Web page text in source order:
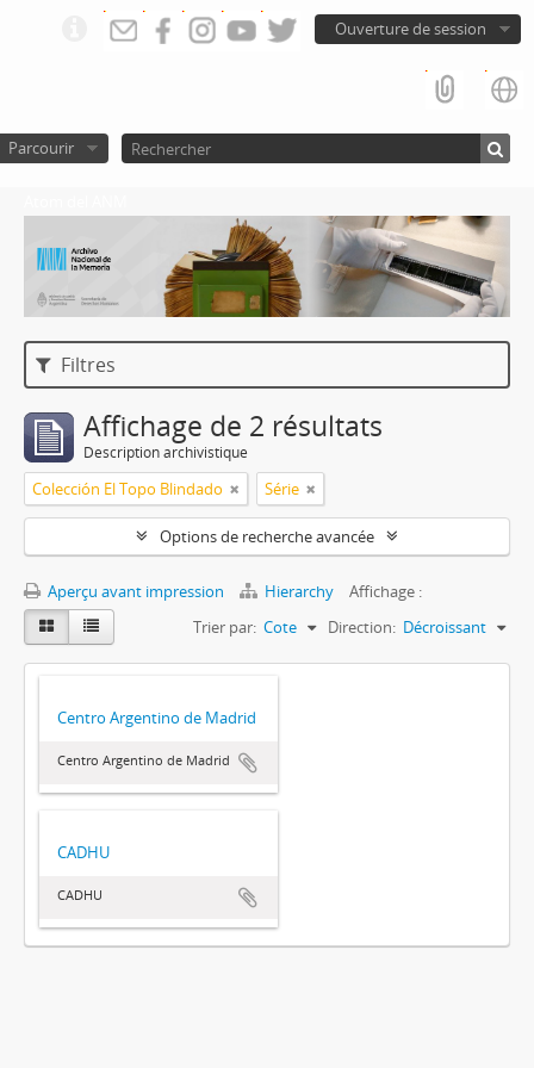
Ouverture de session
Parcourir
Filtres
Affichage de 2 résultats
Description archivistique
Colección El Topo Blindado Série
Options de recherche avancée
Aperçu avant impression Hierarchy
Affichage :
Trier par: Cote Direction: Décroissant
Centro Argentino de Madrid
Centro Argentino de Madrid
CADHU
CADHU